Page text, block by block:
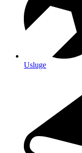
Usluge